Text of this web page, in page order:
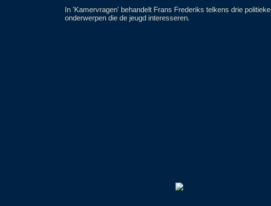
In 'Kamervragen' behandelt Frans Frederiks telkens drie politieke
onderwerpen die de jeugd interesseren.